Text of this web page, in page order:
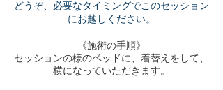
どうぞ、必要なタイミングでこのセッション
にお越しください。
《施術の手順》
セッションの様のベッドに、着替えをして、
横になっていただきます。